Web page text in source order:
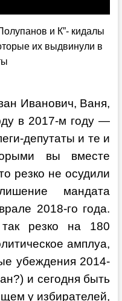
и К”- кидалы
их выдвинули в
Иванович, Ваня,
в 2017-м году —
депутаты и те и
вы вместе
резко не осудили
мандата
2018-го года.
резко на 180
амплуа,
убеждения 2014-
и сегодня быть
у избирателей,